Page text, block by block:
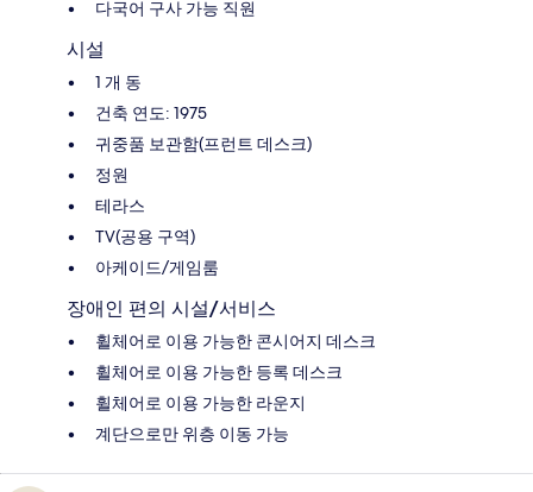
다국어 구사 가능 직원
시설
1 개 동
건축 연도: 1975
귀중품 보관함(프런트 데스크)
정원
테라스
TV(공용 구역)
아케이드/게임룸
장애인 편의 시설/서비스
휠체어로 이용 가능한 콘시어지 데스크
휠체어로 이용 가능한 등록 데스크
휠체어로 이용 가능한 라운지
계단으로만 위층 이동 가능